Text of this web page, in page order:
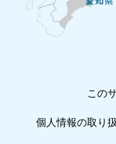
この
個人情報の取り